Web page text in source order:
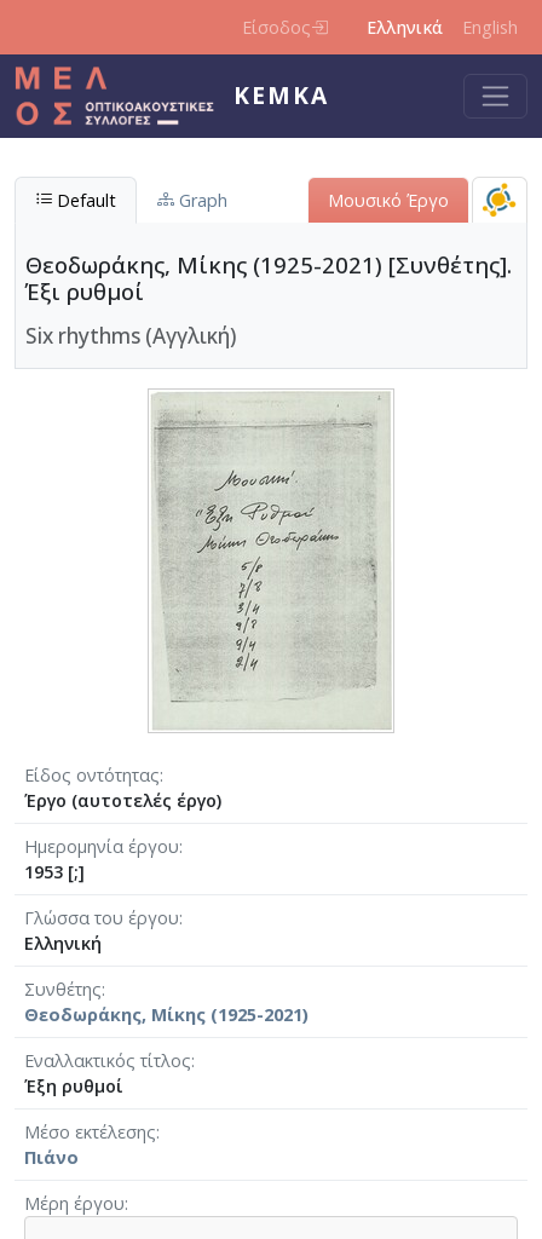
Είσοδος Ελληνικά English
ΚΕΜΚΑ
Default Graph Μουσικό Έργο
Θεοδωράκης, Μίκης (1925-2021) [Συνθέτης].
Έξι ρυθμοί
Six rhythms (Αγγλική)
Είδος οντότητας
Έργο (αυτοτελές έργο)
Ημερομηνία έργου
1953 [;]
Γλώσσα του έργου
Ελληνική
Συνθέτης
Θεοδωράκης, Μίκης (1925-2021)
Eναλλακτικός τίτλος
Έξη ρυθμοί
Μέσο εκτέλεσης
Πιάνο
Μέρη έργου